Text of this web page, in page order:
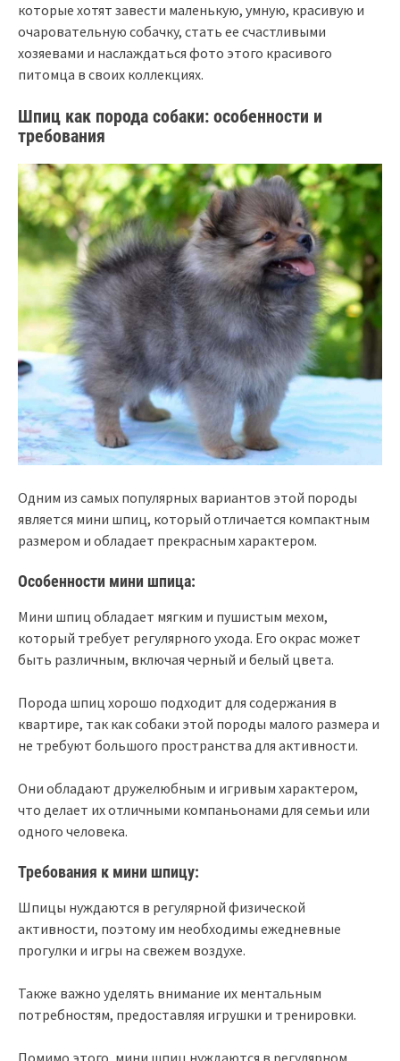
которые хотят завести маленькую, умную, красивую и
очаровательную собачку, стать ее счастливыми
хозяевами и наслаждаться фото этого красивого
питомца в своих коллекциях.
Шпиц как порода собаки: особенности и
требования
Одним из самых популярных вариантов этой породы
является мини шпиц, который отличается компактным
размером и обладает прекрасным характером.
Особенности мини шпица:
Мини шпиц обладает мягким и пушистым мехом,
который требует регулярного ухода. Его окрас может
быть различным, включая черный и белый цвета.
Порода шпиц хорошо подходит для содержания в
квартире, так как собаки этой породы малого размера и
не требуют большого пространства для активности.
Они обладают дружелюбным и игривым характером,
что делает их отличными компаньонами для семьи или
одного человека.
Требования к мини шпицу:
Шпицы нуждаются в регулярной физической
активности, поэтому им необходимы ежедневные
прогулки и игры на свежем воздухе.
Также важно уделять внимание их ментальным
потребностям, предоставляя игрушки и тренировки.